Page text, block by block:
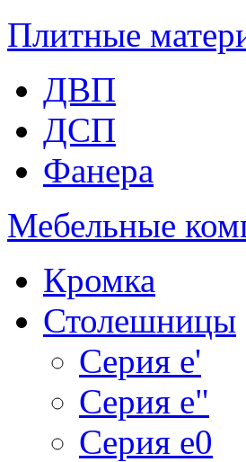
Плитные
ДВП
ДСП
Фанера
Мебельные
Кромка
Столешницы
Серия e'
Серия e"
Серия e0